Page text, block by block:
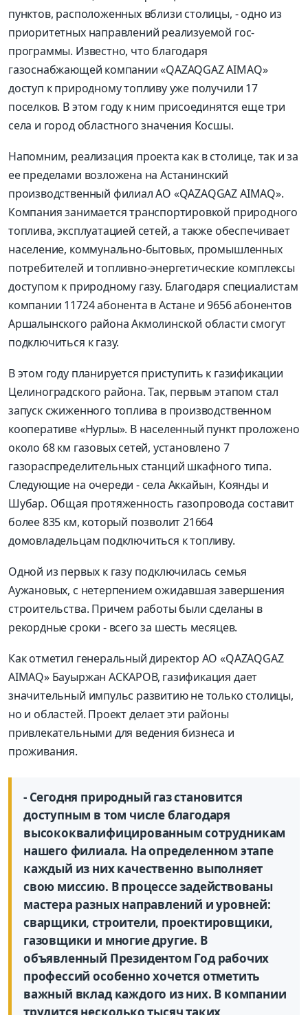
пунктов, расположенных вблизи столицы, - одно из
приоритетных направлений реализуемой гос­
программы. Известно, что благодаря
газоснабжающей компании «QAZAQGAZ AIMAQ»
доступ к природному топливу уже получили 17
поселков. В этом году к ним присоединятся еще три
села и город областного значения Косшы.
Напомним, реализация проекта как в столице, так и за
ее пределами возложена на Астанинский
производственный филиал АО «QAZAQGAZ AIMAQ».
Компания занимается транспортировкой природного
топлива, эксплуатацией сетей, а также обеспечивает
население, коммунально-бытовых, промышленных
потребителей и топливно-энергетические комплексы
доступом к природному газу. Благодаря специалистам
компании 11724 абонента в Астане и 9656 абонентов
Аршалынского района Акмолинской области смогут
подключиться к газу.
В этом году планируется приступить к газификации
Целиноградского района. Так, первым этапом стал
запуск сжиженного топлива в производственном
кооперативе «Нурлы». В населенный пункт проложено
около 68 км газовых сетей, установлено 7
газораспределительных станций шкафного типа.
Следующие на очереди - села Аккайын, Коянды и
Шубар. Общая протяженность газопровода составит
более 835 км, который позволит 21664
домовладельцам подключиться к топливу.
Одной из первых к газу подключилась семья
Аужановых, с нетерпением ожидавшая завершения
строительства. Причем работы были сделаны в
рекордные сроки - всего за шесть месяцев.
Как отметил генеральный директор АО «QAZAQGAZ
AIMAQ» Бауыржан АСКАРОВ, газификация дает
значительный импульс развитию не только столицы,
но и областей. Проект делает эти районы
привлекательными для ведения бизнеса и
проживания.
- Сегодня природный газ становится
доступным в том числе благодаря
высококвалифицированным сотрудникам
нашего филиала. На определенном этапе
каждый из них качественно выполняет
свою миссию. В процессе задействованы
мастера разных направлений и уровней:
сварщики, строители, проектировщики,
газовщики и многие другие. В
объявленный Президентом Год рабочих
профессий особенно хочется отметить
важный вклад каждого из них. В компании